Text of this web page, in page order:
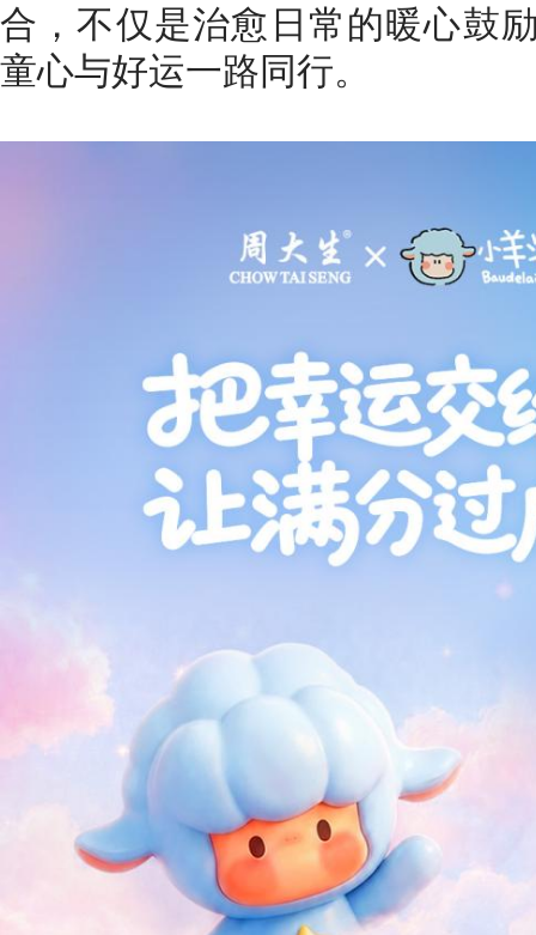
合，不仅是治愈日常的暖心鼓
童心与好运一路同行。